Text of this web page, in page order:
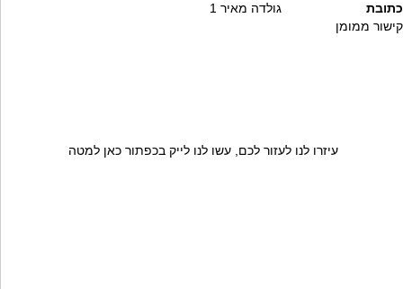
כתובת
גולדה מאיר 1
קישור ממומן
עיזרו לנו לעזור לכם, עשו לנו לייק בכפתור כאן למטה